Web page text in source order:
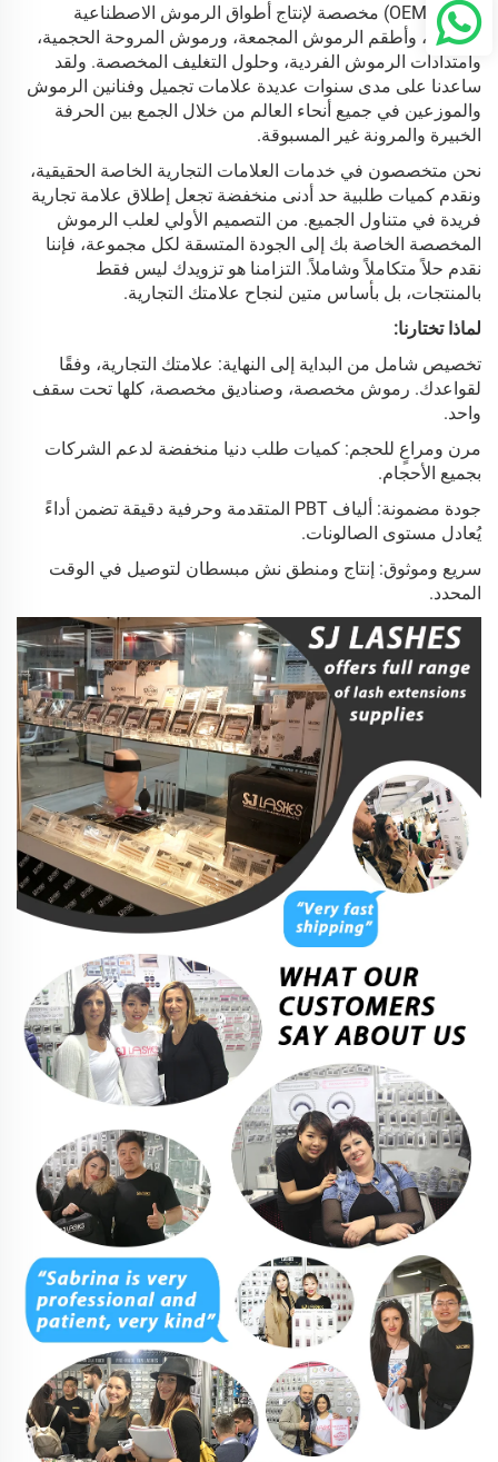
(OEM/ODM) مخصصة لإنتاج أطواق الرموش الاصطناعية
الفاخرة، وأطقم الرموش المجمعة، ورموش المروحة الحجمية،
وامتدادات الرموش الفردية، وحلول التغليف المخصصة. ولقد
ساعدنا على مدى سنوات عديدة علامات تجميل وفنانين الرموش
والموزعين في جميع أنحاء العالم من خلال الجمع بين الحرفة
الخبيرة والمرونة غير المسبوقة.
نحن متخصصون في خدمات العلامات التجارية الخاصة الحقيقية،
ونقدم كميات طلبية حد أدنى منخفضة تجعل إطلاق علامة تجارية
فريدة في متناول الجميع. من التصميم الأولي لعلب الرموش
المخصصة الخاصة بك إلى الجودة المتسقة لكل مجموعة، فإننا
نقدم حلاً متكاملاً وشاملاً. التزامنا هو تزويدك ليس فقط
بالمنتجات، بل بأساس متين لنجاح علامتك التجارية.
لماذا تختارنا:
تخصيص شامل من البداية إلى النهاية: علامتك التجارية، وفقًا
لقواعدك. رموش مخصصة، وصناديق مخصصة، كلها تحت سقف
واحد.
مرن ومراعٍ للحجم: كميات طلب دنيا منخفضة لدعم الشركات
بجميع الأحجام.
جودة مضمونة: ألياف PBT المتقدمة وحرفية دقيقة تضمن أداءً
يُعادل مستوى الصالونات.
سريع وموثوق: إنتاج ومنطق نش مبسطان لتوصيل في الوقت
المحدد.